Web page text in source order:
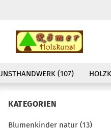
(107)
KATEGORIEN
Blumenkinder natur (13)